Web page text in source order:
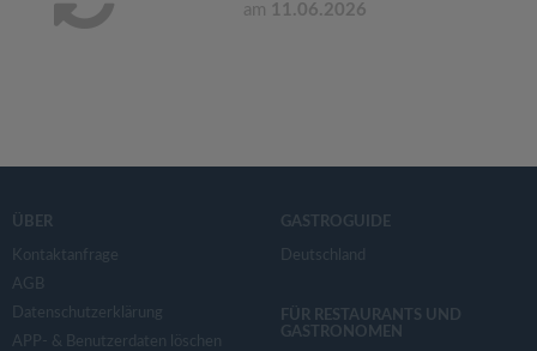
am 11.06.2026
ÜBER
Kontaktanfrage
AGB
Datenschutzerklärung
APP- & Benutzerdaten löschen
GASTROGUIDE
Deutschland
FÜR RESTAURANTS UND
GASTRONOMEN